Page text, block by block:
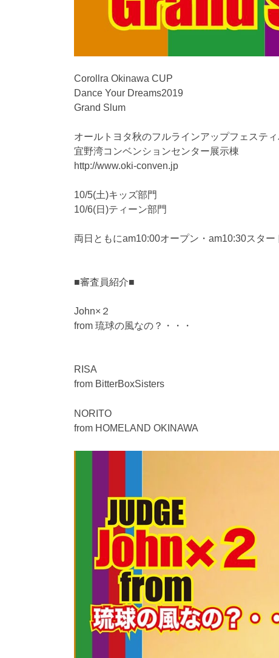
Corollra Okinawa CUP
Dance Your Dreams2019
Grand Slum
オールトヨタ秋のフルラインアップフェステ
宜野湾コンベンションセンター展示棟
http://www.oki-conven.jp
10/5(土)キッズ部門
10/6(日)ティーン部門
両日ともにam10:00オープン・am10:30スター
■審査員紹介■
John×２
from 琉球の風なの？・・・
RISA
from BitterBoxSisters
NORITO
from HOMELAND OKINAWA